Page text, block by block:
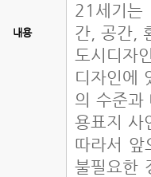
내용
21세기는
간, 공간,
도시디자
디자인에
의 수준과
용표지 사
따라서 앞
불필요한